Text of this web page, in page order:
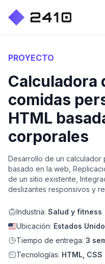
PROYECTO
Calculadora
comidas
HTML
corporales
Desarrollo de un calculador
basado en la web,
de un sitio existente,
deslizantes responsivos y
Industria: Salud y fitness
Ubicación: Estados
Tiempo de entrega: 3
Tecnologías: HTML, CSS